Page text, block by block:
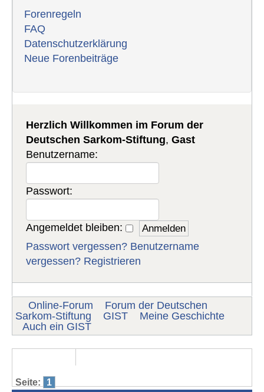
Forenregeln
FAQ
Datenschutzerklärung
Neue Forenbeiträge
Herzlich Willkommen im Forum der
Deutschen Sarkom-Stiftung,Gast
Benutzername:
Passwort:
Angemeldet bleiben:
Passwort vergessen? Benutzername
vergessen? Registrieren
Online-Forum
Forum der Deutschen
Sarkom-Stiftung
GIST
Meine Geschichte
Auch ein GIST
Seite: 1